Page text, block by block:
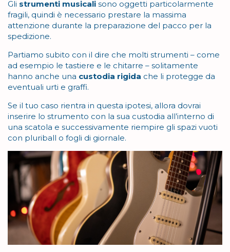
Gli strumenti musicali sono oggetti particolarmente
fragili, quindi è necessario prestare la massima
attenzione durante la preparazione del pacco per la
spedizione.
Partiamo subito con il dire che molti strumenti – come
ad esempio le tastiere e le chitarre – solitamente
hanno anche una custodia rigida che li protegge da
eventuali urti e graffi.
Se il tuo caso rientra in questa ipotesi, allora dovrai
inserire lo strumento con la sua custodia all’interno di
una scatola e successivamente riempire gli spazi vuoti
con pluriball o fogli di giornale.